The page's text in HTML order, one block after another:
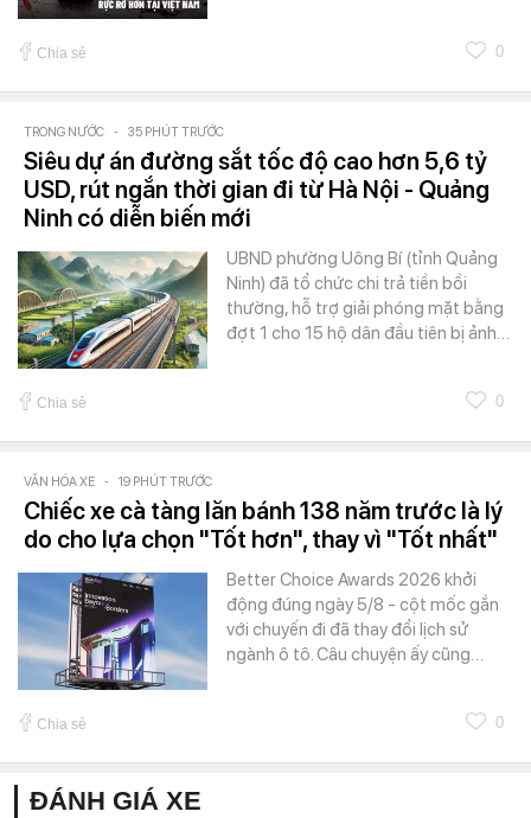
Chia sẻ 0
TRONG NƯỚC - 35 PHÚT TRƯỚC
Siêu dự án đường sắt tốc độ cao hơn 5,6 tỷ
USD, rút ngắn thời gian đi từ Hà Nội - Quảng
Ninh có diễn biến mới
UBND phường Uông Bí (tỉnh Quảng
Ninh) đã tổ chức chi trả tiền bồi
thường, hỗ trợ giải phóng mặt bằng
đợt 1 cho 15 hộ dân đầu tiên bị ảnh…
Chia sẻ 0
VĂN HÓA XE - 19 PHÚT TRƯỚC
Chiếc xe cà tàng lăn bánh 138 năm trước là lý
do cho lựa chọn "Tốt hơn", thay vì "Tốt nhất"
Better Choice Awards 2026 khởi
động đúng ngày 5/8 - cột mốc gắn
với chuyến đi đã thay đổi lịch sử
ngành ô tô. Câu chuyện ấy cũng…
Chia sẻ 0
ĐÁNH GIÁ XE